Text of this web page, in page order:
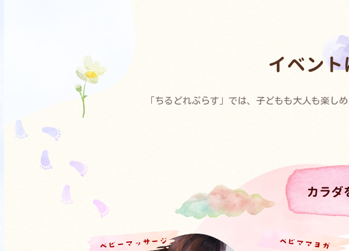
イベン
「ちるどれぷらす」では、子どもも大人も楽し
カラダ
ベビーマッサージ ベビママヨガ